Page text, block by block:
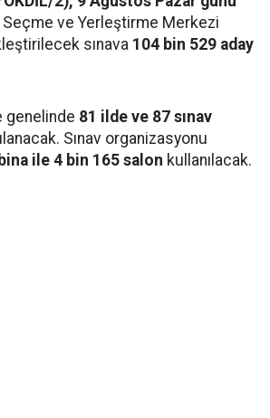
Seçme ve Yerleştirme Merkezi
sınava 104 bin 529 aday
genelinde 81 ilde ve 87 sınav
Sınav organizasyonu
ile 4 bin 165 salon kullanılacak.